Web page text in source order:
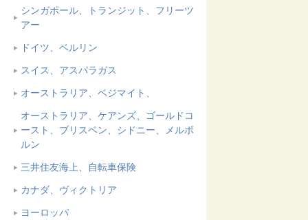
シンガポール、トランジット、フリーツ
アー
ドイツ、ベルリン
スイス、アスパラガス
オーストラリア、ベジマイト、
オーストラリア、ケアンズ、ゴールドコ
ースト、ブリスベン、シドニー、メルボ
ルン
三井住友海上、自転車保険
カナダ、ヴィクトリア
ヨーロッパ